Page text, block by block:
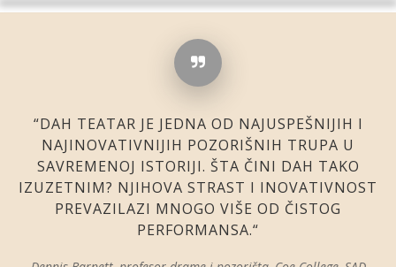
“DAH TEATAR JE JEDNA OD NAJUSPEŠNIJIH I
NAJINOVATIVNIJIH POZORIŠNIH TRUPA U
SAVREMENOJ ISTORIJI. ŠTA ČINI DAH TAKO
IZUZETNIM? NJIHOVA STRAST I INOVATIVNOST
PREVAZILAZI MNOGO VIŠE OD ČISTOG
PERFORMANSA.“